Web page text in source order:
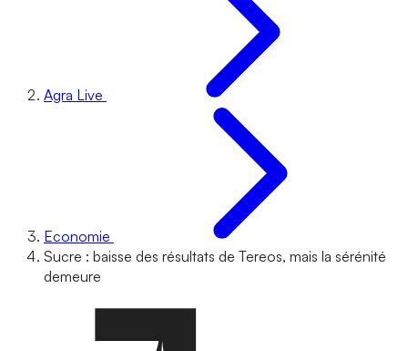
Agra Live
Economie
Sucre : baisse des résultats de Tereos, mais la sérénité
demeure